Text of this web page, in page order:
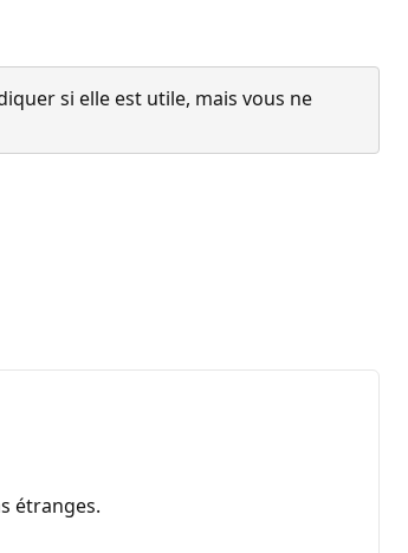
si elle est utile, mais vous ne
étranges.